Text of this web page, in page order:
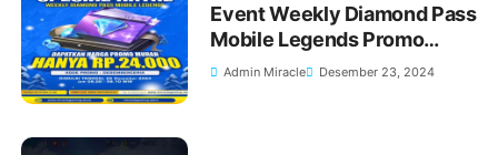
Event Weekly Diamond Pass
Mobile Legends Promo
Spesial Natal di Miracle
Admin Miracle Desember 23, 2024